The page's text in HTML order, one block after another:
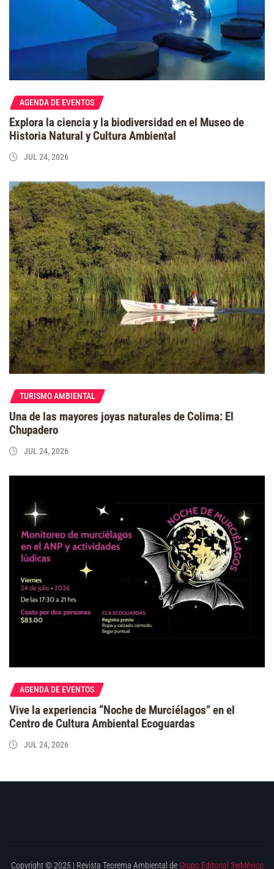
AGENDA DE EVENTOS
Explora la ciencia y la biodiversidad en el Museo de
Historia Natural y Cultura Ambiental
JUL 24, 2026
TURISMO AMBIENTAL
Una de las mayores joyas naturales de Colima: El
Chupadero
JUL 24, 2026
AGENDA DE EVENTOS
Vive la experiencia “Noche de Murciélagos” en el
Centro de Cultura Ambiental Ecoguardas
JUL 24, 2026
Copyright © 2025 | Revista Teorema Ambiental de Grupo Editorial 3wMéxico